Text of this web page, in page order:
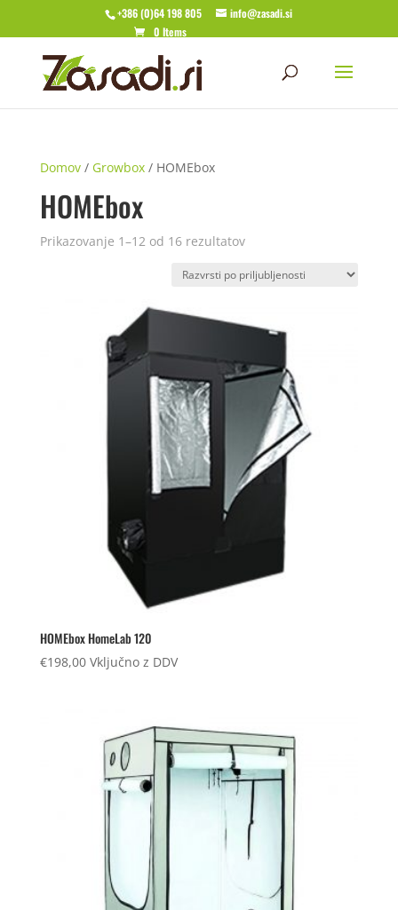
+386 (0)64 198 805
info@zasadi.si
0 Items
Domov/ Growbox/ HOMEbox
HOMEbox
Prikazovanje 1–12 od 16 rezultatovRazvrščeno
priljubljenosti
HOMEbox HomeLab 120
€198,00 Vključno z DDV